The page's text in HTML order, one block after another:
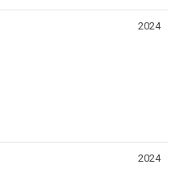
2024
2024